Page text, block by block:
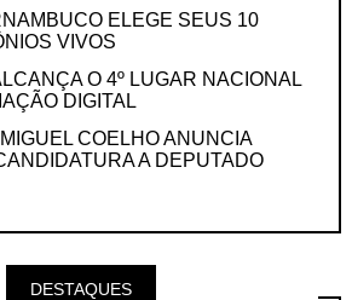
ELEGE SEUS 10
VIVOS
O 4º LUGAR NACIONAL
DIGITAL
COELHO ANUNCIA
A DEPUTADO
DESTAQUES